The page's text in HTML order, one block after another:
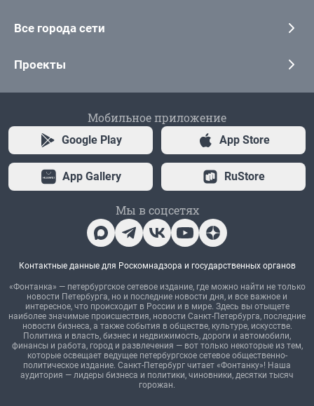
Все города сети
Проекты
Мобильное приложение
Google Play App Store
App Gallery RuStore
Мы в соцсетях
Контактные данные для Роскомнадзора и государственных органов
«Фонтанка» — петербургское сетевое издание, где можно найти не только
новости Петербурга, но и последние новости дня, и все важное и
интересное, что происходит в России и в мире. Здесь вы отыщете
наиболее значимые происшествия, новости Санкт-Петербурга, последние
новости бизнеса, а также события в обществе, культуре, искусстве.
Политика и власть, бизнес и недвижимость, дороги и автомобили,
финансы и работа, город и развлечения — вот только некоторые из тем,
которые освещает ведущее петербургское сетевое общественно-
политическое издание. Санкт-Петербург читает «Фонтанку»! Наша
аудитория — лидеры бизнеса и политики, чиновники, десятки тысяч
горожан.